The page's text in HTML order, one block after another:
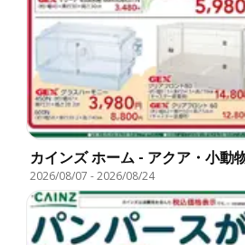
カインズ ホーム - アクア・小動
2026/08/07 -2026/08/24